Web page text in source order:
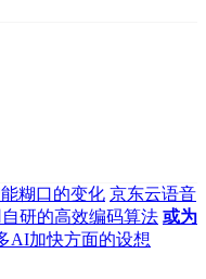
糊口的变化 京东云语音
研的高效编码算法 或为
AI加快方面的设想